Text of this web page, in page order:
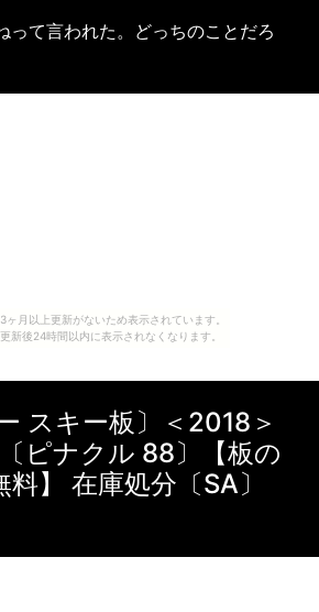
ヶ月以上更新がないため表示されています。
新後24時間以内に表示されなくなります。
って言われた。どっちのことだろ
スキー板〕＜2018＞
ピナクル 88〕【板の
】 在庫処分〔SA〕